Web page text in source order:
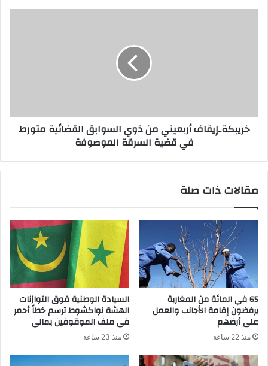
خريبكة..إيقاف أربعيني من ذوي السوابق القضائية متورط
في قضية السرقة الموصوفة
مقالات ذات صلة
65 في المائة من المغاربة
يرفضون إقامة الأجانب والعمل
على أرضهم
منذ 22 ساعة
السيادة الوطنية فوق التوازنات
الهشة نواكشوط ترسم خطاً أحمر
في ملف الموقوفين بمالي
منذ 23 ساعة